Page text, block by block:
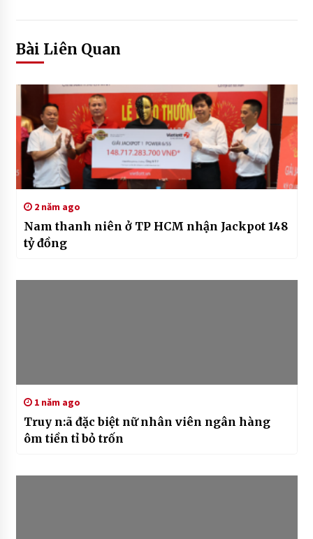
Bài Liên Quan
2 năm ago
Nam thanh niên ở TP HCM nhận Jackpot 148
tỷ đồng
1 năm ago
Truy n:ã đặc biệt nữ nhân viên ngân hàng
ôm tiền tỉ bỏ trốn